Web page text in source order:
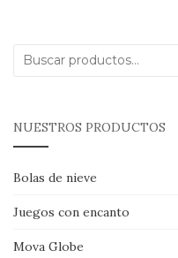
NUESTROS PRODUCTOS
Bolas de nieve
Juegos con encanto
Mova Globe